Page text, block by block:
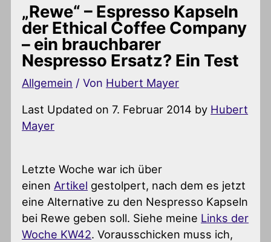
„Rewe“ – Espresso Kapseln
der Ethical Coffee Company
– ein brauchbarer
Nespresso Ersatz? Ein Test
Allgemein / Von Hubert Mayer
Last Updated on 7. Februar 2014 by Hubert
Mayer
Letzte Woche war ich über
einen Artikel gestolpert, nach dem es jetzt
eine Alternative zu den Nespresso Kapseln
bei Rewe geben soll. Siehe meine Links der
Woche KW42. Vorausschicken muss ich,